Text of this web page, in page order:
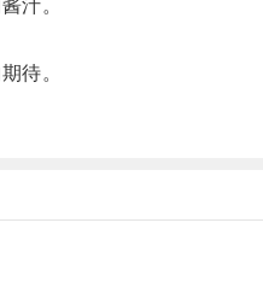
汁。
待。